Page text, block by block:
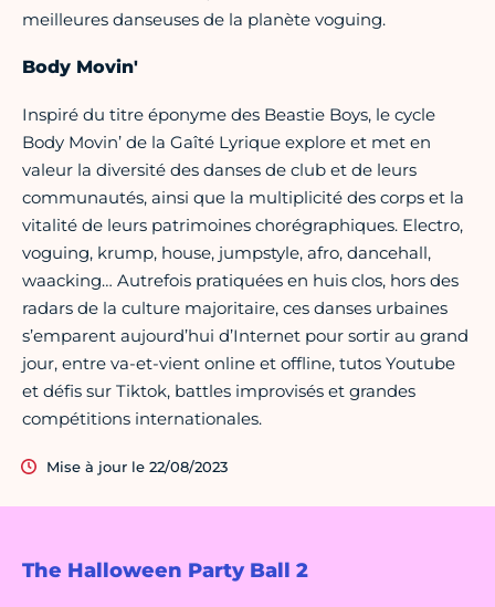
The Halloween Party Ball 2
meilleures danseuses de la planète voguing.
Body Movin'
Inspiré du titre éponyme des Beastie Boys, le cycle
Body Movin’ de la Gaîté Lyrique explore et met en
valeur la diversité des danses de club et de leurs
communautés, ainsi que la multiplicité des corps et la
vitalité de leurs patrimoines chorégraphiques. Electro,
voguing, krump, house, jumpstyle, afro, dancehall,
waacking… Autrefois pratiquées en huis clos, hors des
radars de la culture majoritaire, ces danses urbaines
s’emparent aujourd’hui d’Internet pour sortir au grand
jour, entre va-et-vient online et offline, tutos Youtube
et défis sur Tiktok, battles improvisés et grandes
compétitions internationales.
Mise à jour le 22/08/2023